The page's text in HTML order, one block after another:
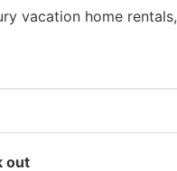
vacation home rentals,
out